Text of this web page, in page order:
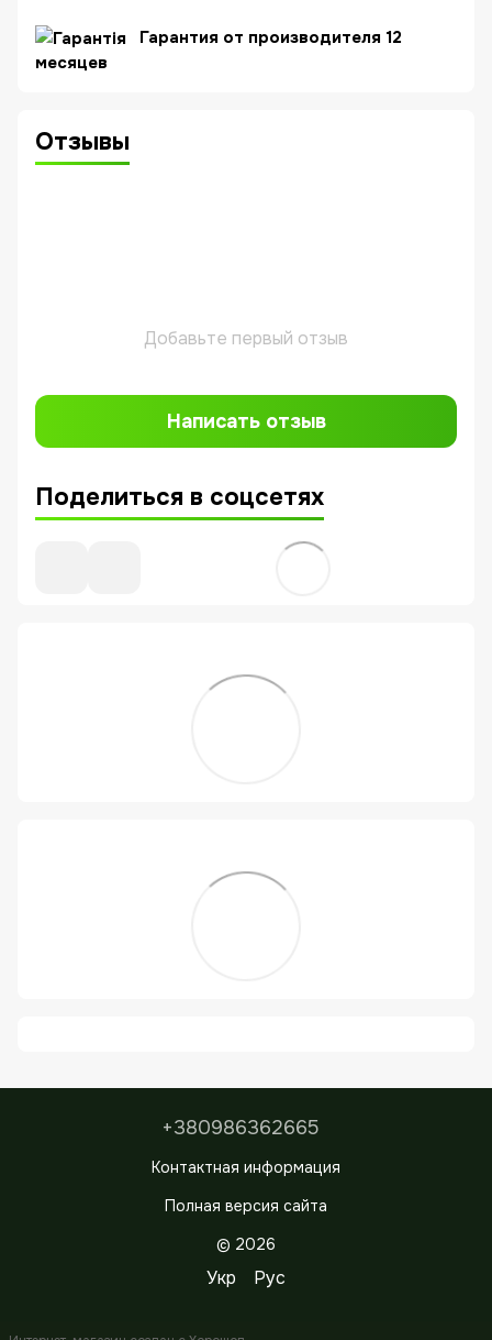
Гарантия от производителя 12
месяцев
Отзывы
Добавьте первый отзыв
Написать отзыв
Поделиться в соцсетях
+380986362665
Контактная информация
Полная версия сайта
© 2026
Укр Рус